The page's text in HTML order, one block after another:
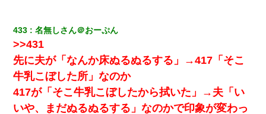
テレワーク上司「会議中はカメラ付けろ！」女社員「え、事前連
さっき嫁から、「愛しています」ってメールが届いた。俺も「愛
してます」って送ったら
433 名無しさん＠おーぷん
>>431
先に夫が「なんか床ぬるぬるする」→417「そこ
牛乳こぼした所」なのか
417が「そこ牛乳こぼしたから拭いた」→夫「い
いや、まだぬるぬるする」なのかで印象が変わっ